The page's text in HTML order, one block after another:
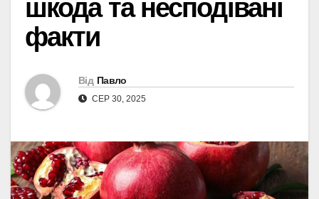
шкода та несподівані
факти
Від Павло
СЕР 30, 2025